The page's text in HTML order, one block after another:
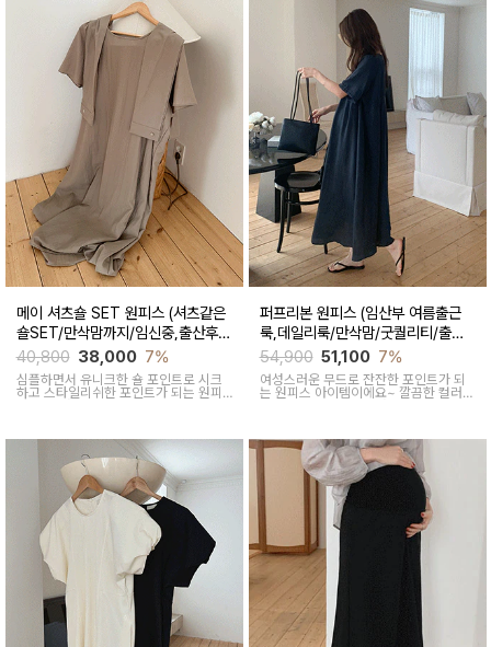
메이 셔츠숄 SET 원피스 (셔츠같은
숄SET/만삭맘까지/임신중,출산후
착용가능)
40,800 38,000 7%
심플하면서 유니크한 숄 포인트로 시크
하고 스타일리쉬한 포인트가 되는 원피
퍼프리본 원피스 (임산부 여름출근
룩,데일리룩/만삭맘/굿퀄리티/출산
후 착용가능)
54,900 51,100 7%
여성스러운 무드로 잔잔한 포인트가 되
는 원피스 아이템이에요~ 깔끔한 컬러로